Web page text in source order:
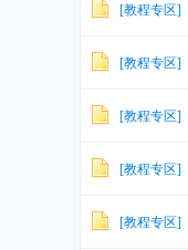
[教程专区]
[教程专区]
[教程专区]
[教程专区]
[教程专区]